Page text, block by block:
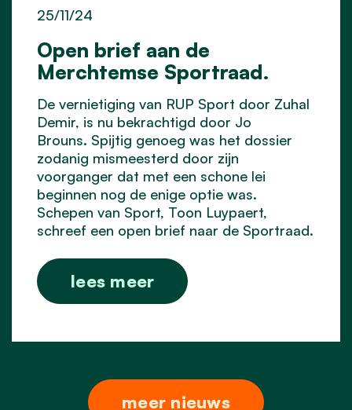
Open brief aan de
Merchtemse Sportraad.
25/11/24
De vernietiging van RUP Sport door Zuhal
Demir, is nu bekrachtigd door Jo
Brouns. Spijtig genoeg was het dossier
zodanig mismeesterd door zijn
voorganger dat met een schone lei
beginnen nog de enige optie was.
Schepen van Sport, Toon Luypaert,
schreef een open brief naar de Sportraad.
lees meer
meer nieuws